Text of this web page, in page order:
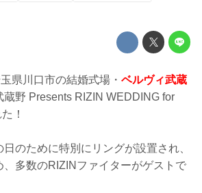
県川口市の結婚式場・ ベルヴィ武蔵
蔵野 Presents RIZIN WEDDING for
！
のために特別にリングが設置され、
、多数のRIZINファイターがゲストで